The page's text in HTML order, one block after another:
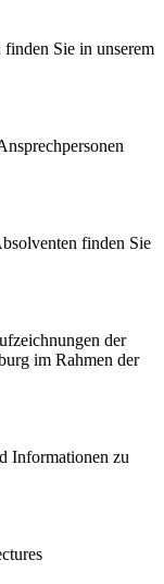
Sie in unserem
finden Sie
der
im Rahmen der
Informationen zu